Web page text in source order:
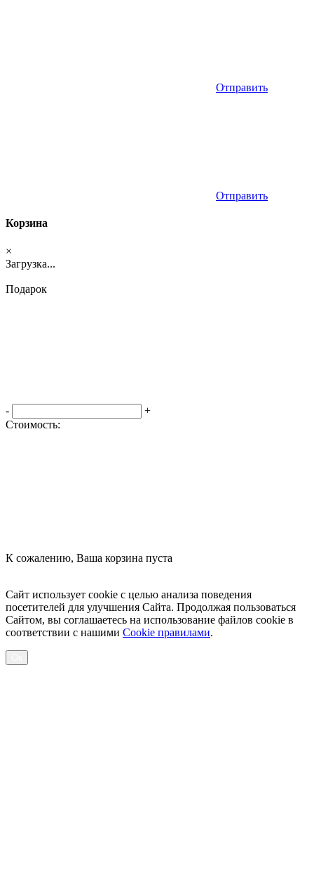
Отправить
Отправить
Корзина
×
Загрузка...
Подарок
-
+
Стоимость:
К сожалению, Ваша корзина пуста
Сайт использует cookie с целью анализа поведения
посетителей для улучшения Сайта. Продолжая пользоваться
Сайтом, вы соглашаетесь на использование файлов cookie в
соответствии с нашими Cookiе правилами.